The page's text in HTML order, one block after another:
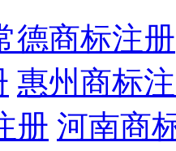
德商标注册
惠州商标
册 河南商